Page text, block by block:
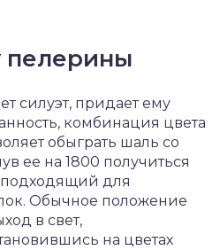
пелерины
силуэт, придает ему
комбинация цвета
обыграть шаль со
ее на 1800 получиться
для
Обычное положение
в свет,
на цветах